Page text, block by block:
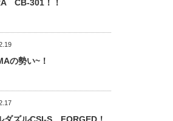
CB-301！！
の勢い~！